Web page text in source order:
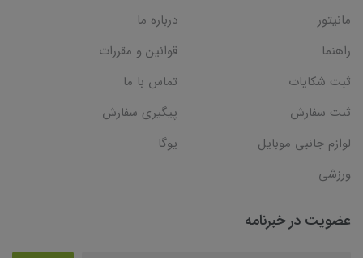
مانیتور
درباره ما
راهنما
قوانین و مقررات
ثبت شکایات
تماس با ما
ثبت سفارش
پیگیری سفارش
لوازم جانبی موبایل
یوگا
ورزشی
عضویت در خبرنامه